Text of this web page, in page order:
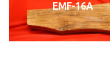
EMF-16A